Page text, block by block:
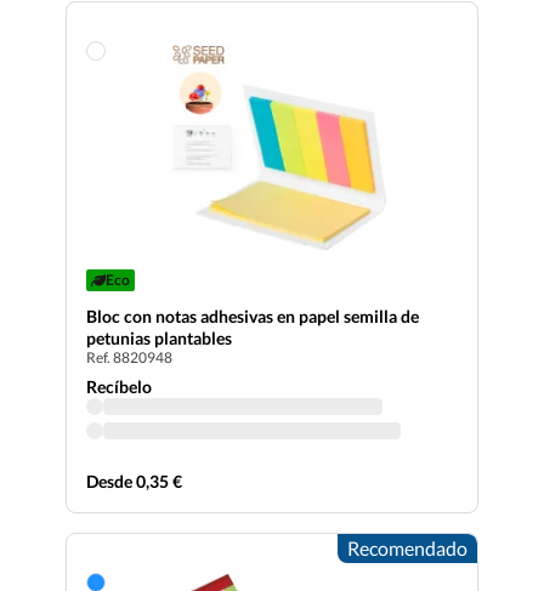
Eco
Bloc con notas adhesivas en papel semilla de
petunias plantables
Ref. 8820948
Recíbelo
Desde 0,35 €
Recomendado